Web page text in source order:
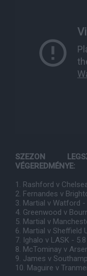
SZEZON
VÉGEREDMÉNYE:
1. Rashford v
2. Fernandes v
3. Martial v Watford
4. Greenwood v
5. Martial v
6. Martial v Sheffield
7. Ighalo v LASK -
8. McTominay v
9. James v
10. Maguire v